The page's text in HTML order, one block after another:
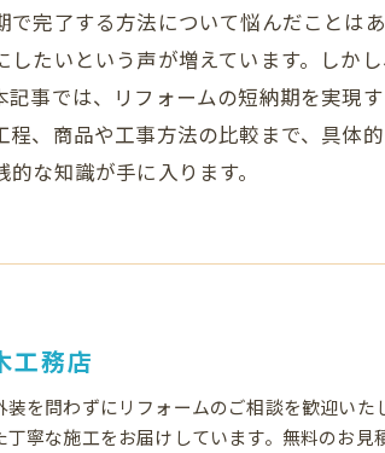
完了する方法について悩んだことは
たいという声が増えています。しか
記事では、リフォームの短納期を実現
、商品や工事方法の比較まで、具体
な知識が手に入ります。
工務店
装を問わずにリフォームのご相談を歓迎い
丁寧な施工をお届けしています。無料のお見